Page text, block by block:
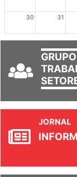
30 31
JORNAL
INFORM